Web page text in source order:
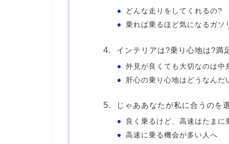
どんな走りをしてくれるの?
乗れば乗るほど気になるガソ
インテリアは?乗り心地は?満
外見が良くても大切なのは中
肝心の乗り心地はどうなんだ
じゃああなたが私に合うのを
良く乗るけど、高速はたまに
高速に乗る機会が多い人へ